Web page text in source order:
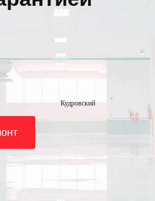
Кудровский